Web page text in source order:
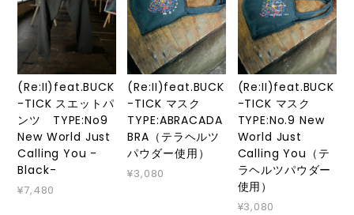
(Re:II)feat.BUCK
-TICK スエットパ
ンツ TYPE:No9
New World Just
Calling You -
Black-
¥7,480
(Re:II)feat.BUCK
-TICK マスク
TYPE:ABRACADA
BRA（テラヘルツ
パウダー使用）
¥3,080
(Re:II)feat.BUCK
-TICK マスク
TYPE:No.9 New
World Just
Calling You（テ
ラヘルツパウダー
使用）
¥3,080